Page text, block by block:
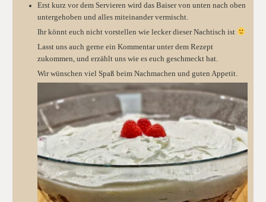
Erst kurz vor dem Servieren wird das Baiser von unten nach oben
untergehoben und alles miteinander vermischt.
Ihr könnt euch nicht vorstellen wie lecker dieser Nachtisch ist
Lasst uns auch gerne ein Kommentar unter dem Rezept
zukommen, und erzählt uns wie es euch geschmeckt hat.
Wir wünschen viel Spaß beim Nachmachen und guten Appetit.